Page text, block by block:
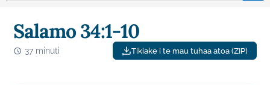
Salamo 34:1-10
Tikiake i te mau tuhaa atoa (ZIP)
37 minuti